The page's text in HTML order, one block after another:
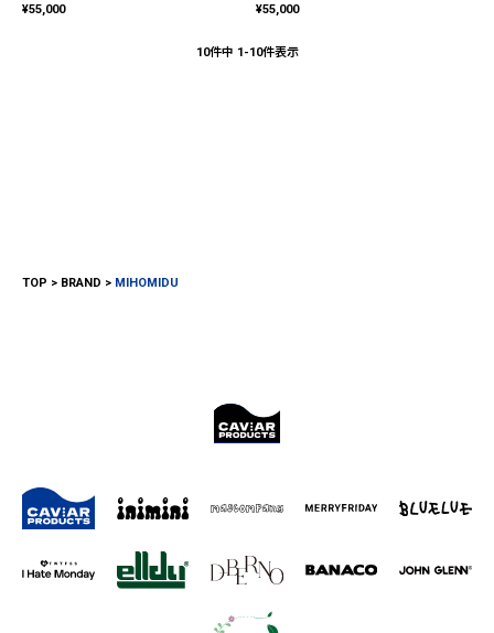
¥55,000
¥55,000
10件中 1 -10件表示
TOP BRAND MIHOMIDU